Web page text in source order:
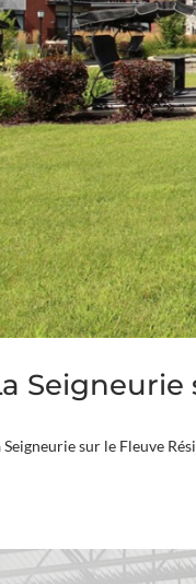
Seigneurie
Seigneurie sur le Fleuve